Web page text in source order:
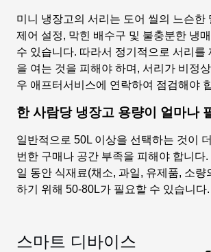
미니 냉장고의 서리는 도어 씰의 느슨한
제어 설정, 막힌 배수구 및 불충분한 냉
수 있습니다. 따라서 정기적으로 서리를
을 여는 것을 피해야 하며, 서리가 비정
우 애프터서비스에 연락하여 점검해야
한 사람당 냉장고 용량이 얼마나
일반적으로 50L 이상을 선택하는 것이
번한 구매나 공간 부족을 피해야 합니다
일 동안 식재료(채소, 과일, 유제품, 소량
하기 위해 50-80L가 필요할 수 있습니다.
스마트 디바이스